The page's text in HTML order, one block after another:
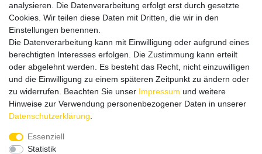
LECKERMEISTER IM NETZ
analysieren. Die Datenverarbeitung erfolgt erst durch gesetzte
Cookies. Wir teilen diese Daten mit Dritten, die wir in den
Einstellungen benennen.
Die Datenverarbeitung kann mit Einwilligung oder aufgrund eines
berechtigten Interesses erfolgen. Die Zustimmung kann erteilt
oder abgelehnt werden. Es besteht das Recht, nicht einzuwilligen
und die Einwilligung zu einem späteren Zeitpunkt zu ändern oder
zu widerrufen. Beachten Sie unser Impressum und weitere
Hinweise zur Verwendung personenbezogener Daten in unserer
Daten­schutz­erklärung
Essenziell
Statistik